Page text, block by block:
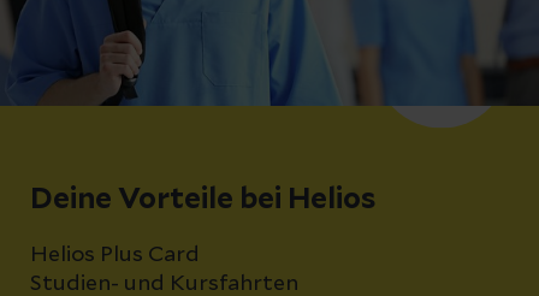
Deine Vorteile bei Helios
Helios Plus Card
Studien- und Kursfahrten